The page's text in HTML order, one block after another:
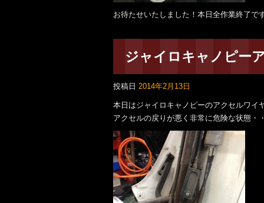
お待たせいたしました！本日全作業終了で
ジャイロキャノピー
投稿日 2014年2月13日
本日はジャイロキャノピーのアクセルワイ
アクセルの戻りが悪く非常に危険な状態・